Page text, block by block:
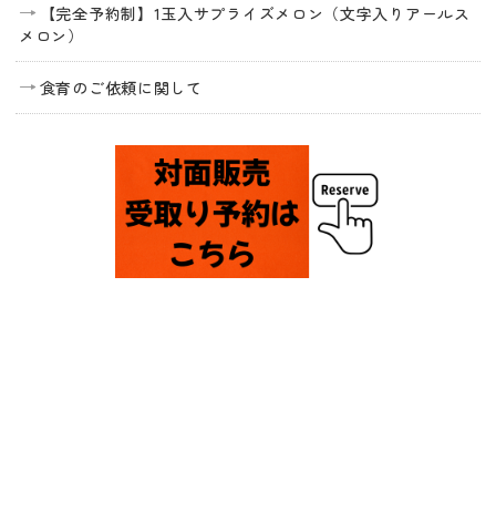
【完全予約制】1玉入サプライズメロン（文字入りアールス
メロン）
食育のご依頼に関して